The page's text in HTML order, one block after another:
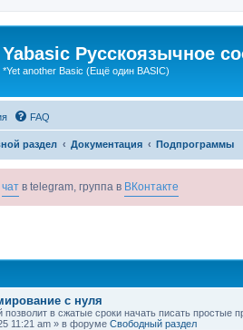
Yabasic Русскоязычное
*Yet another Basic (Ещё один BASIC)
FAQ
раздел Документация Подпрограммы
чат в telegram, группа в ВКонтакте
с нуля
позволит в сжатые сроки начать писать простые
11:21 am » в форуме Свободный раздел